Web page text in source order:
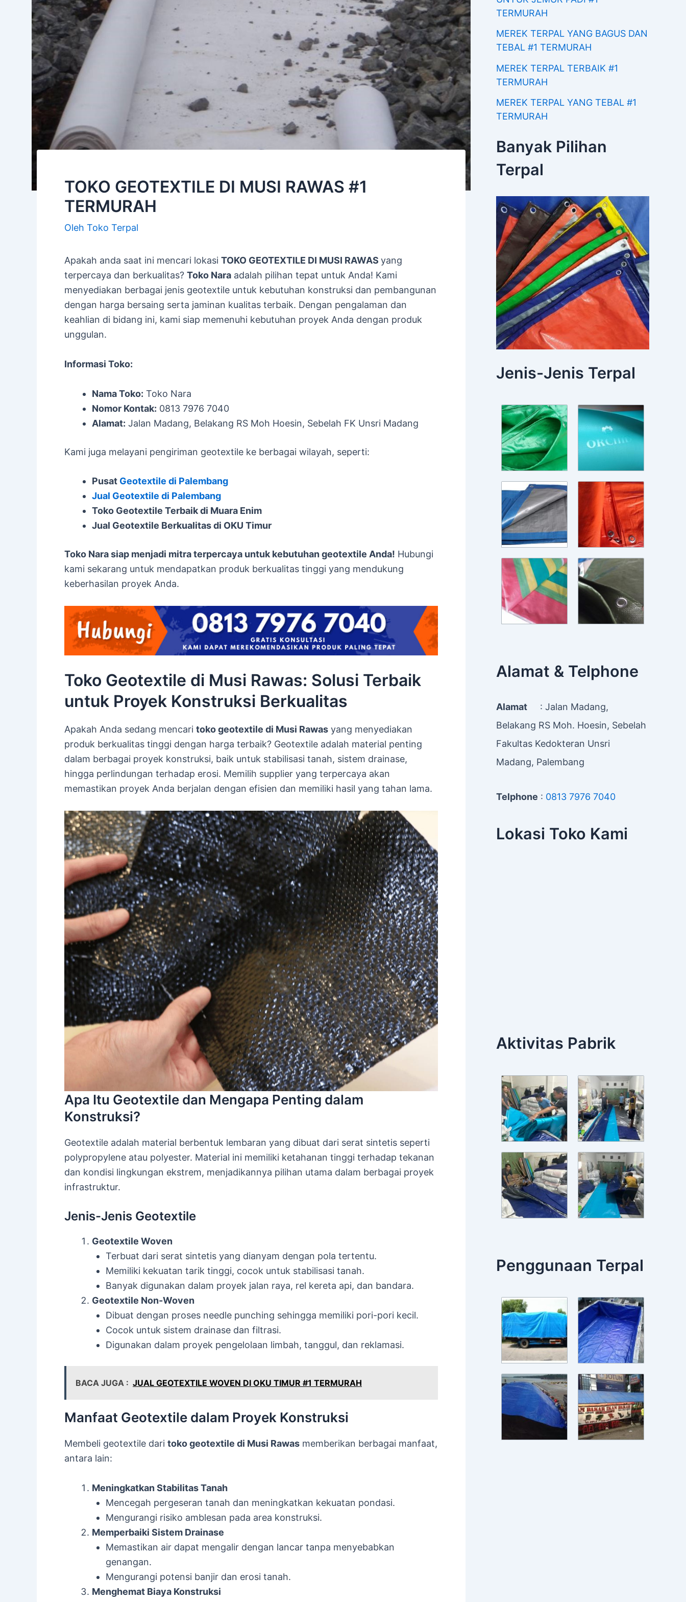
TOKO GEOTEXTILE DI MUSI RAWAS #1
TERMURAH
Oleh Toko Terpal
Apakah anda saat ini mencari lokasi TOKO GEOTEXTILE DI MUSI RAWAS yang
terpercaya dan berkualitas? Toko Nara adalah pilihan tepat untuk Anda! Kami
menyediakan berbagai jenis geotextile untuk kebutuhan konstruksi dan pembangunan
dengan harga bersaing serta jaminan kualitas terbaik. Dengan pengalaman dan
keahlian di bidang ini, kami siap memenuhi kebutuhan proyek Anda dengan produk
unggulan.
Informasi Toko:
Nama Toko: Toko Nara
Nomor Kontak: 0813 7976 7040
Alamat: Jalan Madang, Belakang RS Moh Hoesin, Sebelah FK Unsri Madang
Kami juga melayani pengiriman geotextile ke berbagai wilayah, seperti:
Pusat Geotextile di Palembang
Jual Geotextile di Palembang
Toko Geotextile Terbaik di Muara Enim
Jual Geotextile Berkualitas di OKU Timur
Toko Nara siap menjadi mitra terpercaya untuk kebutuhan geotextile Anda! Hubungi
kami sekarang untuk mendapatkan produk berkualitas tinggi yang mendukung
keberhasilan proyek Anda.
Toko Geotextile di Musi Rawas: Solusi Terbaik
untuk Proyek Konstruksi Berkualitas
Apakah Anda sedang mencari toko geotextile di Musi Rawas yang menyediakan
produk berkualitas tinggi dengan harga terbaik? Geotextile adalah material penting
dalam berbagai proyek konstruksi, baik untuk stabilisasi tanah, sistem drainase,
hingga perlindungan terhadap erosi. Memilih supplier yang terpercaya akan
memastikan proyek Anda berjalan dengan efisien dan memiliki hasil yang tahan lama.
Apa Itu Geotextile dan Mengapa Penting dalam
Konstruksi?
Geotextile adalah material berbentuk lembaran yang dibuat dari serat sintetis seperti
polypropylene atau polyester. Material ini memiliki ketahanan tinggi terhadap tekanan
dan kondisi lingkungan ekstrem, menjadikannya pilihan utama dalam berbagai proyek
infrastruktur.
Jenis-Jenis Geotextile
Geotextile Woven
Terbuat dari serat sintetis yang dianyam dengan pola tertentu.
Memiliki kekuatan tarik tinggi, cocok untuk stabilisasi tanah.
Banyak digunakan dalam proyek jalan raya, rel kereta api, dan bandara.
Geotextile Non-Woven
Dibuat dengan proses needle punching sehingga memiliki pori-pori kecil.
Cocok untuk sistem drainase dan filtrasi.
Digunakan dalam proyek pengelolaan limbah, tanggul, dan reklamasi.
BACA JUGA : JUAL GEOTEXTILE WOVEN DI OKU TIMUR #1 TERMURAH
Manfaat Geotextile dalam Proyek Konstruksi
Membeli geotextile dari toko geotextile di Musi Rawas memberikan berbagai manfaat,
antara lain:
Meningkatkan Stabilitas Tanah
Mencegah pergeseran tanah dan meningkatkan kekuatan pondasi.
Mengurangi risiko amblesan pada area konstruksi.
Memperbaiki Sistem Drainase
Memastikan air dapat mengalir dengan lancar tanpa menyebabkan
genangan.
Mengurangi potensi banjir dan erosi tanah.
Menghemat Biaya Konstruksi
TERMURAH
MEREK TERPAL YANG BAGUS DAN
TEBAL #1 TERMURAH
MEREK TERPAL TERBAIK #1
TERMURAH
MEREK TERPAL YANG TEBAL #1
TERMURAH
Banyak Pilihan
Terpal
Jenis-Jenis Terpal
Alamat & Telphone
Alamat : Jalan Madang,
Belakang RS Moh. Hoesin, Sebelah
Fakultas Kedokteran Unsri
Madang, Palembang
Telphone : 0813 7976 7040
Lokasi Toko Kami
Aktivitas Pabrik
Penggunaan Terpal